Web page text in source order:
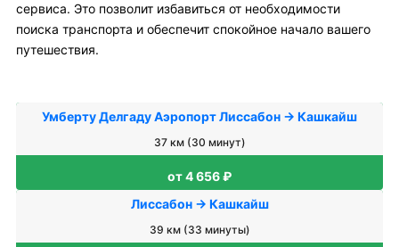
сервиса. Это позволит избавиться от необходимости
поиска транспорта и обеспечит спокойное начало вашего
путешествия.
Умберту Делгаду Аэропорт Лиссабон → Кашкайш
37 км (30 минут)
от 4 656 ₽
Лиссабон → Кашкайш
39 км (33 минуты)